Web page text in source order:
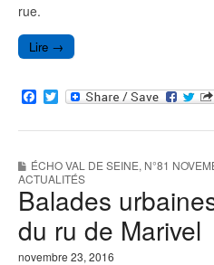
rue.
Lire →
F
a
c
o
o
k
T
w
i
e
r
ÉCHO VAL DE SEINE, N°81
ACTUALITÉS
Balades
du ru de Marivel
novembre 23, 2016